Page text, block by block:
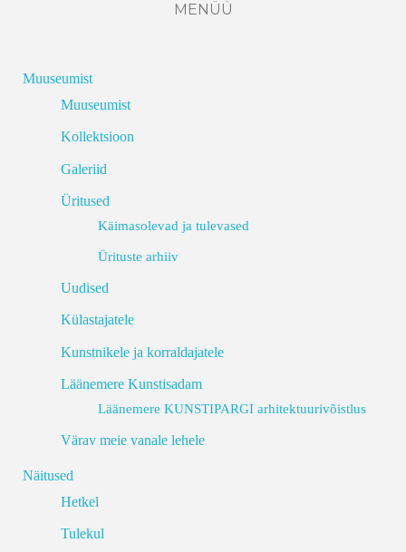
MENÜÜ
Muuseumist
Muuseumist
Kollektsioon
Galeriid
Üritused
Käimasolevad ja tulevased
Ürituste arhiiv
Uudised
Külastajatele
Kunstnikele ja korraldajatele
Läänemere Kunstisadam
Läänemere KUNSTIPARGI arhitektuurivõistlus
Värav meie vanale lehele
Näitused
Hetkel
Tulekul